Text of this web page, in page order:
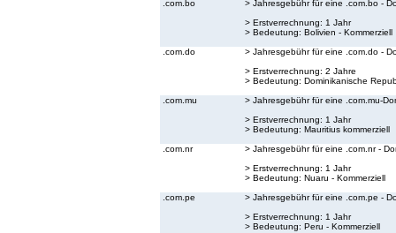
.com.bo
> Jahresgebühr für eine .com.bo -
> Erstverrechnung: 1 Jahr
> Bedeutung: Bolivien - Kommerziell
.com.do
> Jahresgebühr für eine .com.do -
> Erstverrechnung: 2 Jahre
> Bedeutung: Dominikanische
.com.mu
> Jahresgebühr für eine .com.mu-
> Erstverrechnung: 1 Jahr
> Bedeutung: Mauritius kommerziell
.com.nr
> Jahresgebühr für eine .com.nr -
> Erstverrechnung: 1 Jahr
> Bedeutung: Nuaru - Kommerziell
.com.pe
> Jahresgebühr für eine .com.pe -
> Erstverrechnung: 1 Jahr
> Bedeutung: Peru - Kommerziell